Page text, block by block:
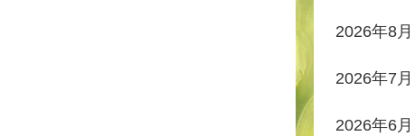
2026年8月
2026年7月
2026年6月